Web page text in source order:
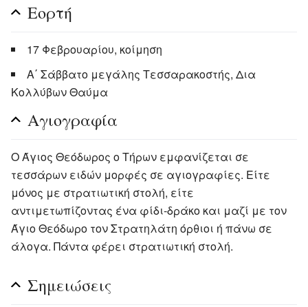
Εορτή
17 Φεβρουαρίου, κοίμηση
Α΄ Σάββατο μεγάλης Τεσσαρακοστής, Δια
Κολλύβων Θαύμα
Αγιογραφία
Ο Άγιος Θεόδωρος ο Τήρων εμφανίζεται σε
τεσσάρων ειδών μορφές σε αγιογραφίες. Είτε
μόνος με στρατιωτική στολή, είτε
αντιμετωπίζοντας ένα φίδι-δράκο και μαζί με τον
Άγιο Θεόδωρο τον Στρατηλάτη όρθιοι ή πάνω σε
άλογα. Πάντα φέρει στρατιωτική στολή.
Σημειώσεις